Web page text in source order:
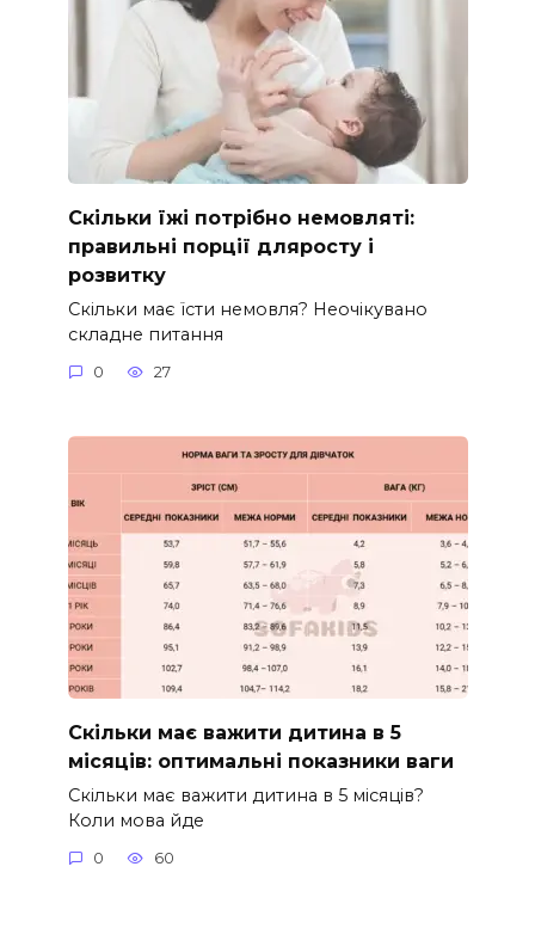
Скільки їжі потрібно немовляті:
правильні порції дляросту і
розвитку
Скільки має їсти немовля? Неочікувано
складне питання
0 27
Скільки має важити дитина в 5
місяців: оптимальні показники ваги
Скільки має важити дитина в 5 місяців?
Коли мова йде
0 60